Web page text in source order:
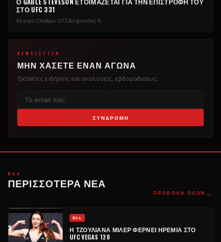
ΣΤΟ UFC 331
Κέντρο Οπαδών UFCΑύγουστος 6
NEWSLETTER
ΜΗΝ ΧΆΣΕΤΕ ΈΝΑΝ ΑΓΏΝΑ
Έκτακτες ειδήσεις και αναλύσεις, εβδομαδιαίως.
ΣΥΝΔΡΟΜΉ
NΈΑ
ΠΕΡΙΣΣΌΤΕΡΑ ΝΈΑ
ΠΡΟΒΟΛΉ ΌΛΩΝ →
NΈΑ
Η ΤΖΟΥΛΙΆΝΑ ΜΊΛΕΡ ΦΈΡΝΕΙ ΗΡΕΜΊΑ ΣΤΟ
UFC VEGAS 120